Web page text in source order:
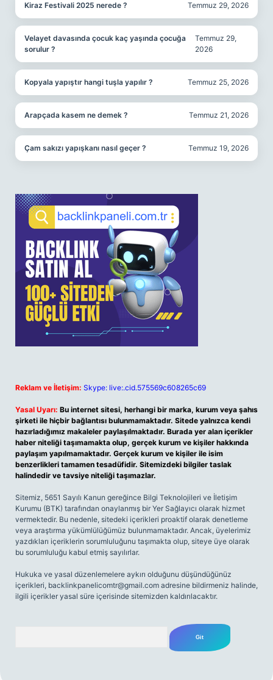
Kiraz Festivali 2025 nerede ? Temmuz 29, 2026
Velayet davasında çocuk kaç yaşında çocuğa
sorulur ?
Temmuz 29,
2026
Kopyala yapıştır hangi tuşla yapılır ? Temmuz 25, 2026
Arapçada kasem ne demek ? Temmuz 21, 2026
Çam sakızı yapışkanı nasıl geçer ? Temmuz 19, 2026
Reklam ve İletişim: Skype: live:.cid.575569c608265c69
Yasal Uyarı: Bu internet sitesi, herhangi bir marka, kurum veya şahıs
şirketi ile hiçbir bağlantısı bulunmamaktadır. Sitede yalnızca kendi
hazırladığımız makaleler paylaşılmaktadır. Burada yer alan içerikler
haber niteliği taşımamakta olup, gerçek kurum ve kişiler hakkında
paylaşım yapılmamaktadır. Gerçek kurum ve kişiler ile isim
benzerlikleri tamamen tesadüfidir. Sitemizdeki bilgiler taslak
halindedir ve tavsiye niteliği taşımazlar.
Sitemiz, 5651 Sayılı Kanun gereğince Bilgi Teknolojileri ve İletişim
Kurumu (BTK) tarafından onaylanmış bir Yer Sağlayıcı olarak hizmet
vermektedir. Bu nedenle, sitedeki içerikleri proaktif olarak denetleme
veya araştırma yükümlülüğümüz bulunmamaktadır. Ancak, üyelerimiz
yazdıkları içeriklerin sorumluluğunu taşımakta olup, siteye üye olarak
bu sorumluluğu kabul etmiş sayılırlar.
Hukuka ve yasal düzenlemelere aykırı olduğunu düşündüğünüz
içerikleri, backlinkpanelicomtr@gmail.com adresine bildirmeniz halinde,
ilgili içerikler yasal süre içerisinde sitemizden kaldırılacaktır.